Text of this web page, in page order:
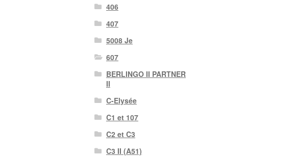
406
407
5008 Je
607
BERLINGO II PARTNER
II
C-Elysée
C1 et 107
C2 et C3
C3 II (A51)